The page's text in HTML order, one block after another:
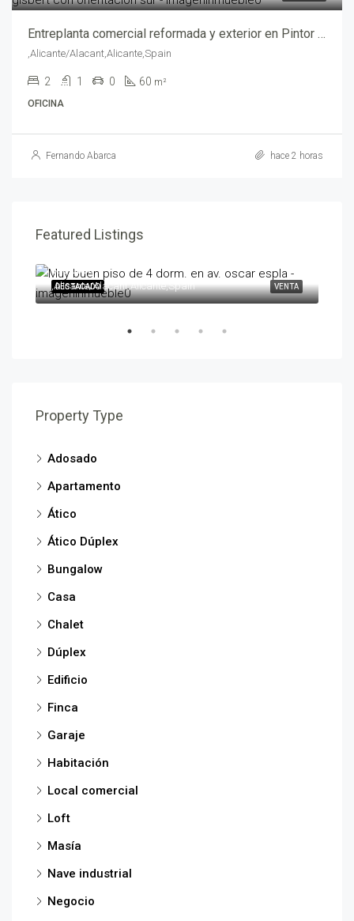
Entreplanta comercial reformada y exterior en Pintor Gisbert con Orientación Sur – abf05461-722
,Alicante/Alacant,Alicante,Spain
2 1 0 60 m²
OFICINA
Fernando Abarca hace 2 horas
Featured Listings
VENTA
DESTACADO
595,000€
,Alicante/Alacant,Alicante,Spain
Property Type
Adosado
Apartamento
Ático
Ático Dúplex
Bungalow
Casa
Chalet
Dúplex
Edificio
Finca
Garaje
Habitación
Local comercial
Loft
Masía
Nave industrial
Negocio